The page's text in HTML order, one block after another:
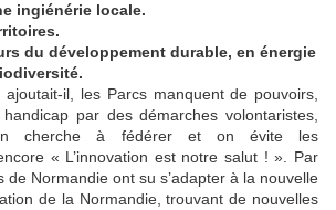
ingiénérie locale.
du développement durable, en énergie
il, les Parcs manquent de pouvoirs,
par des démarches volontaristes,
cherche à fédérer et on évite les
« L’innovation est notre salut ! ». Par
de Normandie ont su s’adapter à la nouvelle
de la Normandie, trouvant de nouvelles